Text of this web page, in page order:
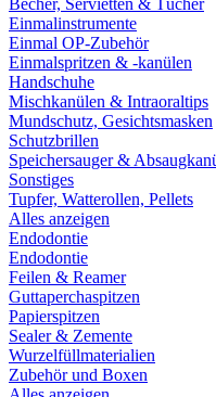
Becher, Servietten & Tücher
Einmalinstrumente
Einmal OP-Zubehör
Einmalspritzen & -kanülen
Handschuhe
Mischkanülen & Intraoraltips
Mundschutz, Gesichtsmasken
Schutzbrillen
Speichersauger &
Sonstiges
Tupfer, Watterollen, Pellets
Alles anzeigen
Endodontie
Endodontie
Feilen & Reamer
Guttaperchaspitzen
Papierspitzen
Sealer & Zemente
Wurzelfüllmaterialien
Zubehör und Boxen